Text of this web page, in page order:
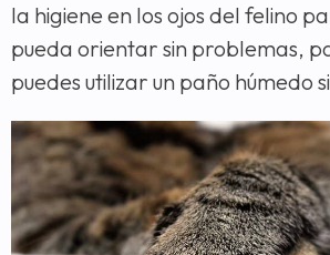
la higiene en los ojos del felino
pueda orientar sin problemas,
puedes utilizar un paño húmedo